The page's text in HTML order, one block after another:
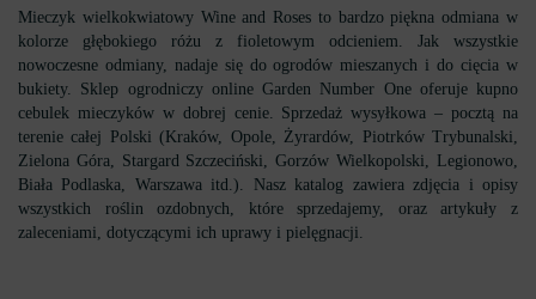
Mieczyk wielkokwiatowy Wine and Roses to bardzo piękna odmiana w
kolorze głębokiego różu z fioletowym odcieniem. Jak wszystkie
nowoczesne odmiany, nadaje się do ogrodów mieszanych i do cięcia w
bukiety. Sklep ogrodniczy online Garden Number One oferuje kupno
cebulek mieczyków w dobrej cenie. Sprzedaż wysyłkowa – pocztą na
terenie całej Polski (Kraków, Opole, Żyrardów, Piotrków Trybunalski,
Zielona Góra, Stargard Szczeciński, Gorzów Wielkopolski, Legionowo,
Biała Podlaska, Warszawa itd.). Nasz katalog zawiera zdjęcia i opisy
wszystkich roślin ozdobnych, które sprzedajemy, oraz artykuły z
zaleceniami, dotyczącymi ich uprawy i pielęgnacji.